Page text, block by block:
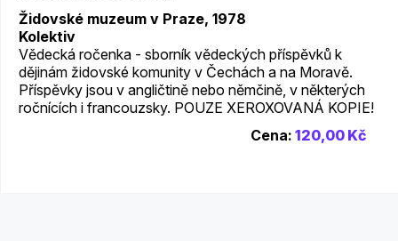
Židovské muzeum v Praze, 1978
Kolektiv
Vědecká ročenka - sborník vědeckých příspěvků k
dějinám židovské komunity v Čechách a na Moravě.
Příspěvky jsou v angličtině nebo němčině, v některých
ročnících i francouzsky. POUZE XEROXOVANÁ KOPIE!
Cena: 120,00 Kč